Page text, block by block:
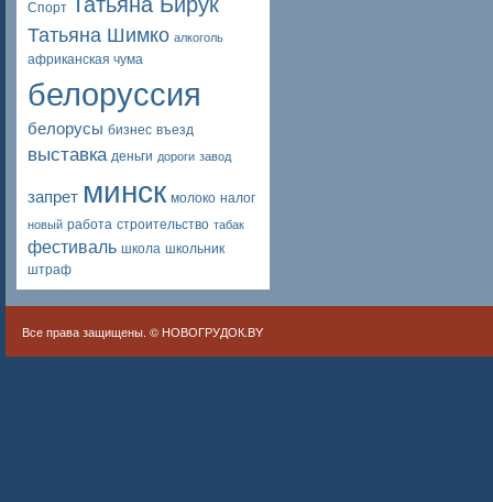
Спорт
Татьяна Шимко алкоголь
африканская чума
белоруссия
белорусы бизнес въезд
выставка деньги дороги завод
запрет минск молоко налог
новый работа строительство табак
фестиваль школа школьник
штраф
Все права защищены. © НОВОГРУДОК.BY